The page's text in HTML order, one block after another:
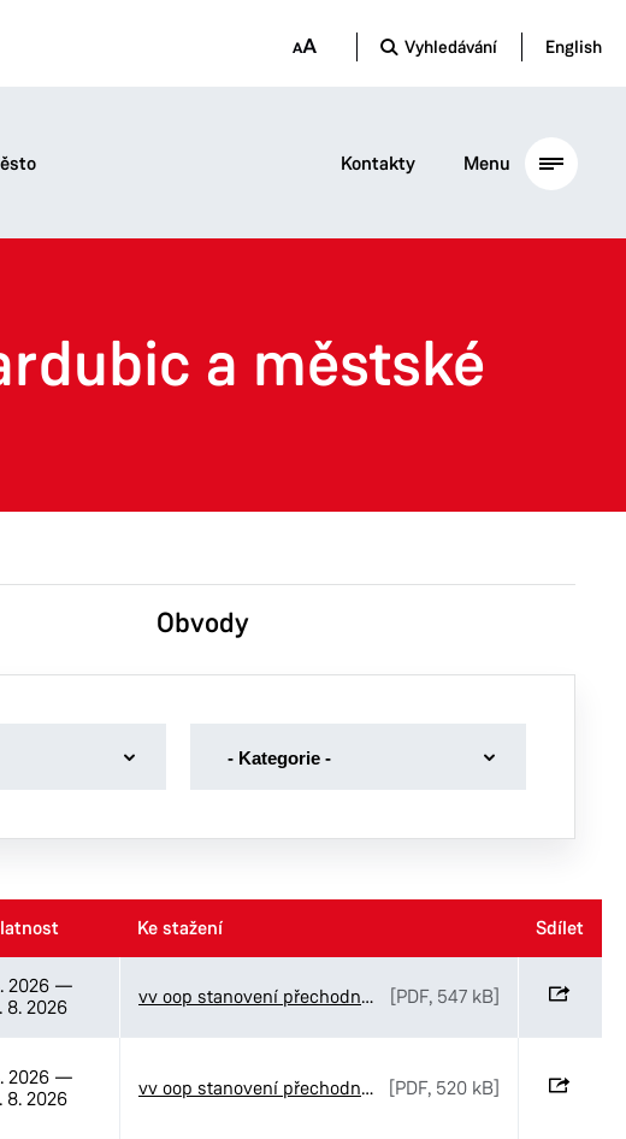
Vyhledávání English
Kontakty Menu
a městské
Obvody
investic
agend
a
Kategorie
- Kategorie -
Volby
Ke stažení Sdílet
2026 —
8. 2026
vv oop stanovení přechodné úpravy Smažilová Legionářská [PDF, 547 kB]
2026 —
8. 2026
vv oop stanovení přechodné úpravy Maping MUDr. Ducháčkové [PDF, 520 kB]
Ke stažení Sdílet